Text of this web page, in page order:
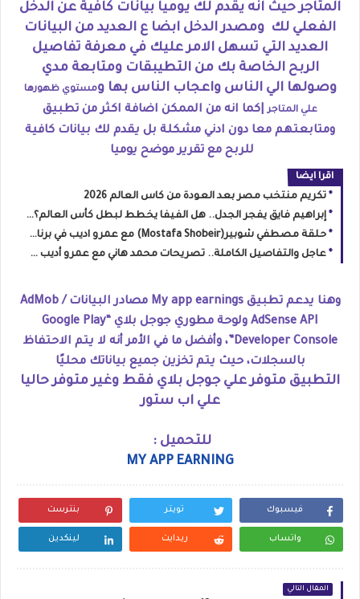
المتاجر حيث انه يقدم لك يوميا بيانات كافية عن الدخل
الفعلي لك ومصدر الدخل ابضا ع العديد من البيانات
العديد التي تسهل الامر عليك في معرفة تفاصيل
الربح الخاصة بك من التطيبقات ومتابعة مدي
وصولها الي الناس واعجاب الناس بها ومستوي ظهورها
علي المتاجر
|كما انه من الممكن اضافة اكثر من تطبيق
ومتابعتهم معا دون ادني مشكلة بل يقدم لك بيانات كافية
للربح مع تقرير موضح يوميا
اقرا ايضا
تكريم منتخب مصر بعد العودة من كاس العالم 2026
إبراهيم فايق يفجر الجدل.. هل الفيفا يخطط لبطل كأس العالم؟ ومحمد بركات يكشف سر نجاح المغرب
حلقة مصطفي شوبير(Mostafa Shobeir) مع عمرو اديب في برنامج الحكاية بعد العودة من #كاس_العالم
عاجل والتفاصيل الكاملة.. تصريحات محمد هاني مع عمرو أديب عن فضيحة مباراة مصر والأرجنتين وكواليس المنتخب
وهنا يدعم تطبيق My app earnings مصادر البيانات AdMob /
AdSense API ولوحة مطوري جوجل بلاي “Google Play
Developer Console”، وأفضل ما في الأمر أنه لا يتم الاحتفاظ
بالسجلات، حيث يتم تخزين جميع بياناتك محليًا
التطبيق متوفر علي جوجل بلاي فقط وغير متوفر حاليا
علي اب ستور
للتحميل :
MY APP EARNING
فيسبوك تويتر بنترست
واتساب ريدايت لينكدين
المقال التالي